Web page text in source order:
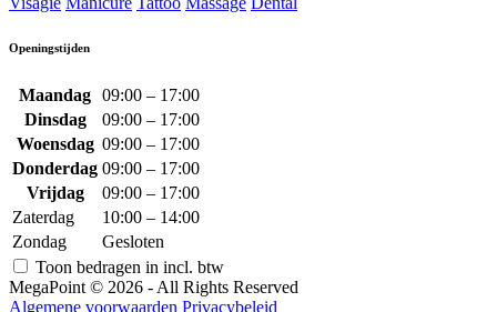
Openingstijden
Maandag 09:00 – 17:00
Dinsdag
09:00 – 17:00
Woensdag 09:00 – 17:00
Donderdag 09:00 – 17:00
Vrijdag
09:00 – 17:00
Zaterdag
10:00 – 14:00
Zondag
Gesloten
Toon bedragen in incl. btw
MegaPoint © 2026 - All Rights Reserved
Algemene voorwaarden Privacybeleid